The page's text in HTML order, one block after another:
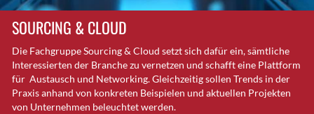
SOURCING & CLOUD
Die Fachgruppe Sourcing & Cloud setzt sich dafür ein, sämtliche
Interessierten der Branche zu vernetzen und schafft eine Plattform
für Austausch und Networking. Gleichzeitig sollen Trends in der
Praxis anhand von konkreten Beispielen und aktuellen Projekten
von Unternehmen beleuchtet werden.